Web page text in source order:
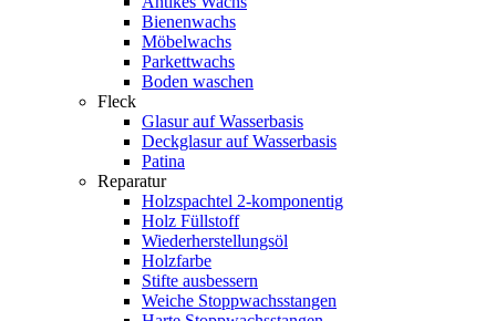
Bienenwachs
Möbelwachs
Parkettwachs
Boden waschen
Fleck
Glasur auf Wasserbasis
Deckglasur auf Wasserbasis
Patina
Reparatur
Holzspachtel 2-komponentig
Holz Füllstoff
Wiederherstellungsöl
Holzfarbe
Stifte ausbessern
Weiche Stoppwachsstangen